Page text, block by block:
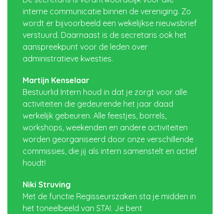
interne communicatie binnen de vereniging. Zo
wordt er bijvoorbeeld een wekelijkse nieuwsbrief
verstuurd. Daarnaast is de secretaris ook het
aanspreekpunt voor de leden over
administratieve kwesties.
Martijn Kenselaar
Bestuurlid Intern houd in dat je zorgt voor alle
activiteiten die gedeurende het jaar daad
werkelijk gebeuren. Alle feestjes, borrels,
workshops, weekenden en andere activiteiten
worden georganiseerd door onze verschillende
commissies, die jij als intern samenstelt en actief
houdt!
Niki Struving
Met de functie Regisseurszaken sta je midden in
het toneelbeeld van STA!. Je bent